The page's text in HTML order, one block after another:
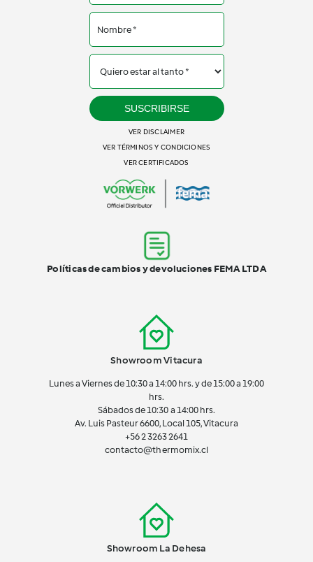
Showroom Vitacura
Lunes a Viernes de 10:30 a 14:00 hrs. y de 15:00 a 19:00
hrs.
Sábados de 10:30 a 14:00 hrs.
Av. Luis Pasteur 6600, Local 105, Vitacura
+56 2 3263 2641
contacto@thermomix.cl
Showroom La Dehesa
SUSCRIBIRSE
VER DISCLAIMER
VER TÉRMINOS Y CONDICIONES
VER CERTIFICADOS
Políticas de cambios y devoluciones FEMA LTDA